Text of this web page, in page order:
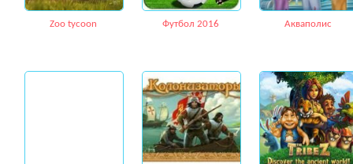
Zoo tycoon Футбол 2016 Акваполис